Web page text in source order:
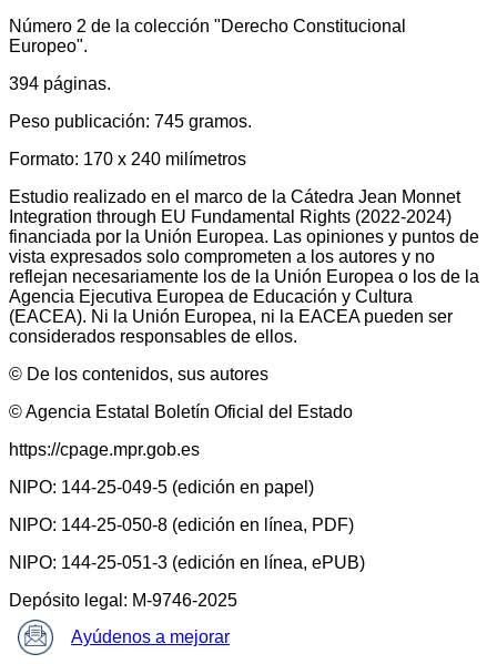
Número 2 de la colección "Derecho Constitucional
Europeo".
394 páginas.
Peso publicación: 745 gramos.
Formato: 170 x 240 milímetros
Estudio realizado en el marco de la Cátedra Jean Monnet
Integration through EU Fundamental Rights (2022-2024)
financiada por la Unión Europea. Las opiniones y puntos de
vista expresados solo comprometen a los autores y no
reflejan necesariamente los de la Unión Europea o los de la
Agencia Ejecutiva Europea de Educación y Cultura
(EACEA). Ni la Unión Europea, ni la EACEA pueden ser
considerados responsables de ellos.
© De los contenidos, sus autores
© Agencia Estatal Boletín Oficial del Estado
https://cpage.mpr.gob.es
NIPO: 144-25-049-5 (edición en papel)
NIPO: 144-25-050-8 (edición en línea, PDF)
NIPO: 144-25-051-3 (edición en línea, ePUB)
Depósito legal: M-9746-2025
Ayúdenos a mejorar